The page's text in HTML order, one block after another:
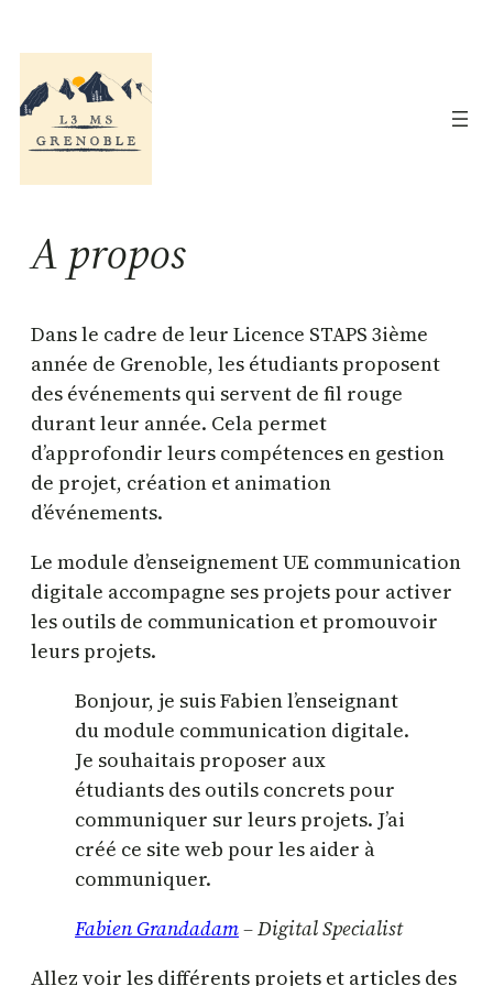
au
contenu
A propos
Dans le cadre de leur Licence STAPS 3ième
année de Grenoble, les étudiants proposent
des événements qui servent de fil rouge
durant leur année. Cela permet
d’approfondir leurs compétences en gestion
de projet, création et animation
d’événements.
Le module d’enseignement UE communication
digitale accompagne ses projets pour activer
les outils de communication et promouvoir
leurs projets.
Bonjour, je suis Fabien l’enseignant
du module communication digitale.
Je souhaitais proposer aux
étudiants des outils concrets pour
communiquer sur leurs projets. J’ai
créé ce site web pour les aider à
communiquer.
Fabien Grandadam– Digital Specialist
Allez voir les différents projets et articles des